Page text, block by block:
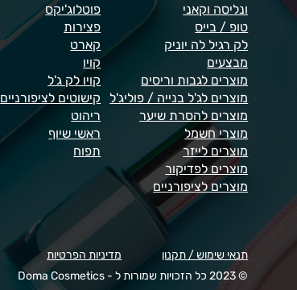
פוטלוג'יקס
פצירות
קארט
קויו
קויו לק ג'ל
קישוטים לציפורניים
ריהוט
ראשי שיוף
תפוח
ונליסה וקאני
טופ / בייס
לק רגיל לה יוניק
מבצעים
מוצרים לגבות וריסים
מוצרים לג'ל בנייה / פוליג'ל
מוצרים להסרת שיער
מוצרי חשמל
מוצרים לייזר
מוצרים לפדיקור
מוצרים לציפורניים
מדיניות הפרטיות
תנאי שימוש / תקנון
© 2023 כל הזכויות שמורות ל - Doma Cosmetics